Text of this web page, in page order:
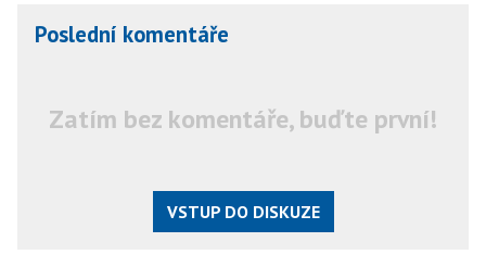
Poslední komentáře
Zatím bez komentáře, buďte první!
VSTUP DO DISKUZE